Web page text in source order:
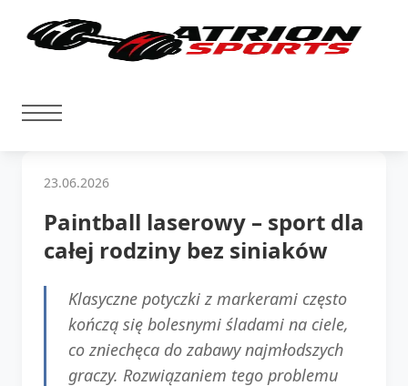
23.06.2026
Paintball laserowy – sport dla
całej rodziny bez siniaków
Klasyczne potyczki z markerami często
kończą się bolesnymi śladami na ciele,
co zniechęca do zabawy najmłodszych
graczy. Rozwiązaniem tego problemu